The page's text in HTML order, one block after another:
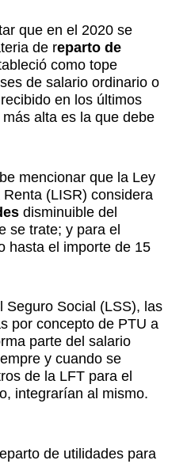
que en el 2020 se
de reparto de
como tope
de salario ordinario o
en los últimos
alta es la que debe
mencionar que la Ley
(LISR) considera
disminuible del
se trate; y para el
hasta el importe de 15
Seguro Social (LSS), las
por concepto de PTU a
parte del salario
y cuando se
de la LFT para el
integrarían al mismo.
de utilidades para